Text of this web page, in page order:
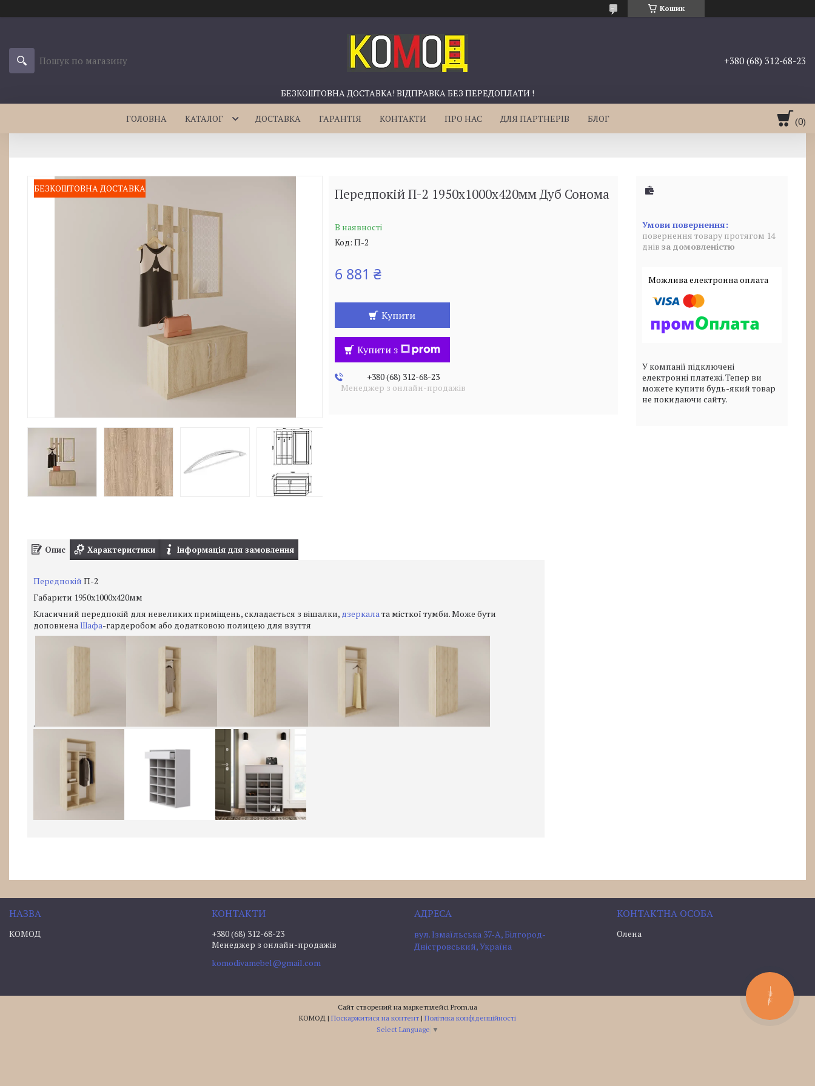
Кошик
БЕЗКОШТОВНА ДОСТАВКА! ВІДПРАВКА БЕЗ ПЕРЕДОПЛАТИ !
+380 (68) 312-68-23
ГОЛОВНА КАТАЛОГ ДОСТАВКА ГАРАНТІЯ КОНТАКТИ ПРО НАС ДЛЯ ПАРТНЕРІВ БЛОГ
БЕЗКОШТОВНА ДОСТАВКА Передпокій П-2 1950х1000х420мм Дуб Сонома
В наявності
Код: П-2
6 881 ₴
Купити
Купити з
+380 (68) 312-68-23
Менеджер з онлайн-продажів
повернення товару протягом 14
днів за домовленістю
У компанії підключені
електронні платежі. Тепер ви
можете купити будь-який товар
не покидаючи сайту.
Опис Характеристики Інформація для замовлення
Передпокій П-2
Габарити 1950х1000х420мм
Класичний передпокій для невеликих приміщень, складається з вішалки, дзеркалата місткої тумби. Може бути
доповнена Шафа-гардеробом або додатковою полицею для взуття
.
КОМОД
+380 (68) 312-68-23
Менеджер з онлайн-продажів
komodivamebel@gmail.com
вул. Ізмаїльська 37-А, Білгород-
Дністровський, Україна
Олена
Сайт створений на маркетплейсі Prom.ua
КОМОД | Поскаржитися на контент | Політика конфіденційності
Select Language ▼
КНОПКА
ЗВ'ЯЗКУ